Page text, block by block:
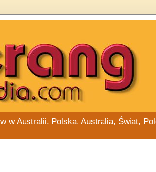
w Australii. Polska, Australia, Świat,